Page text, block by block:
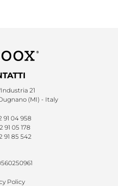
21
(MI) - Italy
91 04 958
91 05 178
91 85 542
Policy